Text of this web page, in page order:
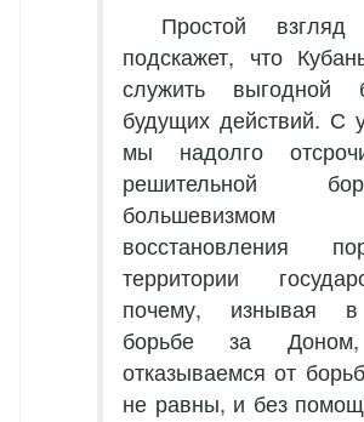
Простой
подскажет, что
служить выгодной
будущих действий. С
мы надолго
решительной
восстановления
территории
почему, изнывая в
борьбе за
отказываемся от
не равны, и без